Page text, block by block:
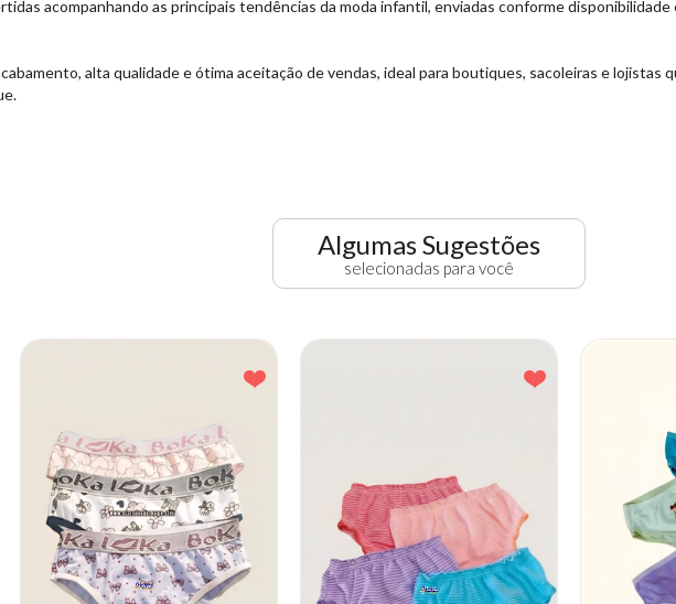
acompanhando as principais tendências da moda infantil, enviadas conforme
alta qualidade e ótima aceitação de vendas, ideal para boutiques, sacoleiras e
Algumas Sugestões
selecionadas para você